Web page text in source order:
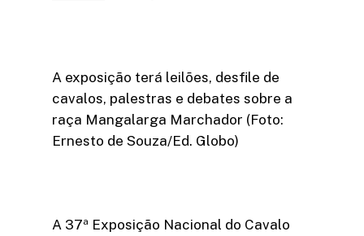
A exposição terá leilões, desfile de
cavalos, palestras e debates sobre a
raça Mangalarga Marchador (Foto:
Ernesto de Souza/Ed. Globo)
A 37ª Exposição Nacional do Cavalo